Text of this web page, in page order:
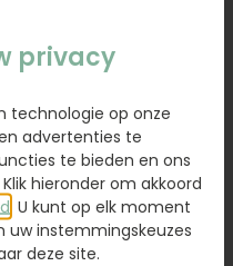
privacy
technologie op onze
advertenties te
te bieden en ons
hieronder om akkoord
. U kunt op elk moment
instemmingskeuzes
deze site.